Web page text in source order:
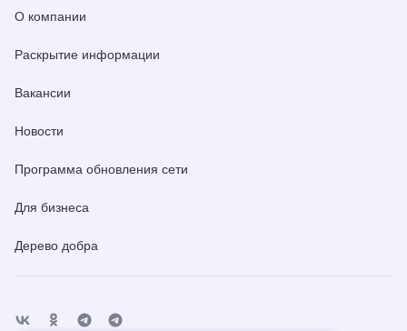
О компании
Раскрытие информации
Вакансии
Новости
Программа обновления сети
Для бизнеса
Дерево добра